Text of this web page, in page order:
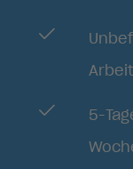
5-